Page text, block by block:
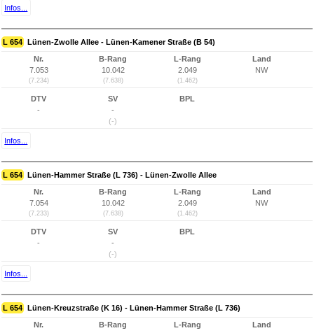
Infos...
L 654 Lünen-Zwolle Allee - Lünen-Kamener Straße (B 54)
Nr.
7.053
(7.234)
B-Rang
10.042
(7.638)
L-Rang
2.049
(1.462)
Land
NW
DTV
-
SV
-
(-)
BPL
Infos...
L 654 Lünen-Hammer Straße (L 736) - Lünen-Zwolle Allee
Nr.
7.054
(7.233)
B-Rang
10.042
(7.638)
L-Rang
2.049
(1.462)
Land
NW
DTV
-
SV
-
(-)
BPL
Infos...
L 654 Lünen-Kreuzstraße (K 16) - Lünen-Hammer Straße (L 736)
Nr.
B-Rang
L-Rang
Land